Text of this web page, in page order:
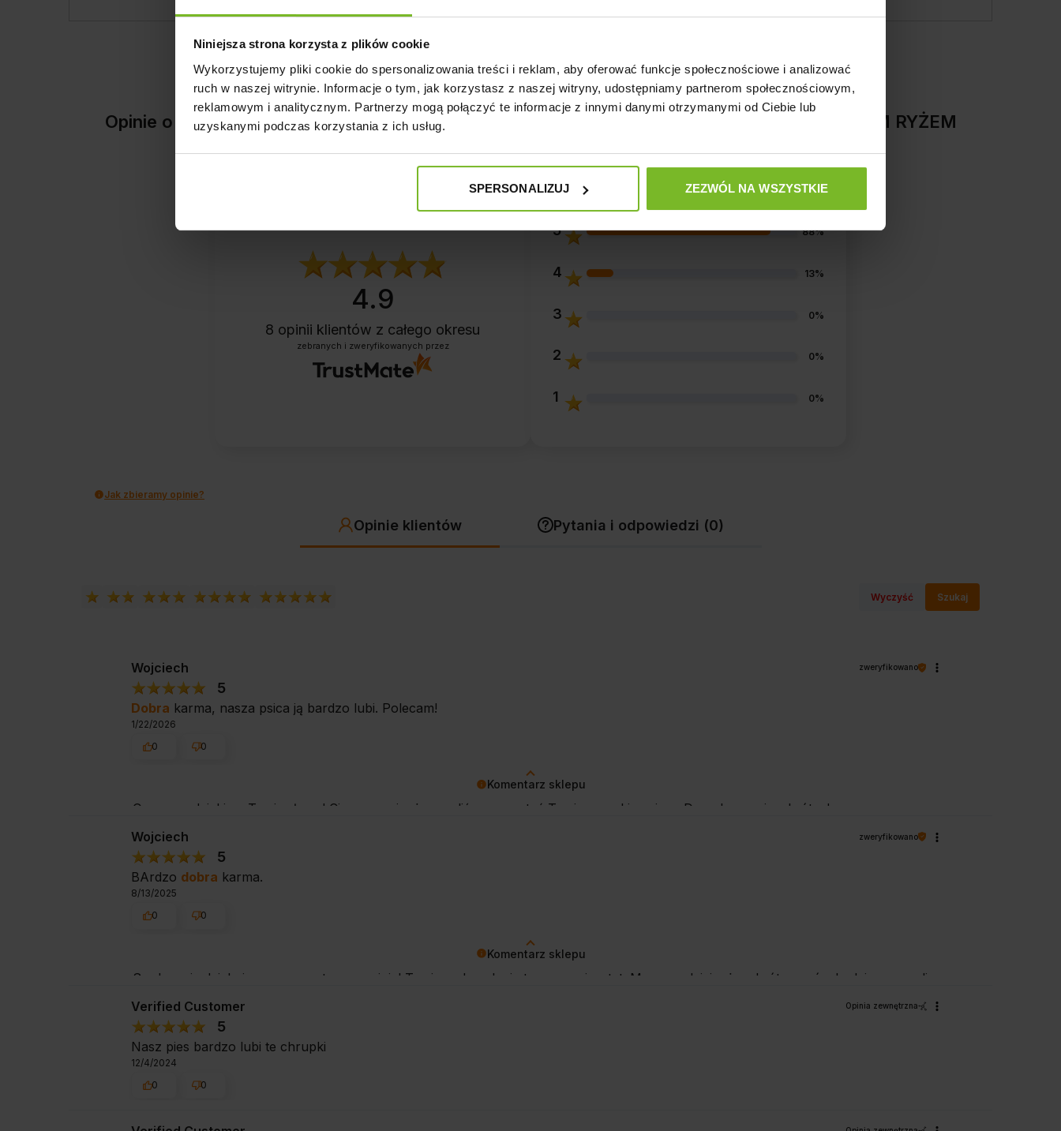
Niniejsza strona korzysta z plików cookie
Wykorzystujemy pliki cookie do spersonalizowania treści i reklam, aby oferować funkcje społecznościowe i analizować
ruch w naszej witrynie. Informacje o tym, jak korzystasz z naszej witryny, udostępniamy partnerom społecznościowym,
reklamowym i analitycznym. Partnerzy mogą połączyć te informacje z innymi danymi otrzymanymi od Ciebie lub
uzyskanymi podczas korzystania z ich usług.
SPERSONALIZUJ ZEZWÓL NA WSZYSTKIE
Opinie o produkcie: KARMA SUCHA ERA MILLENNIUM KACZKA I JAGNIĘCINA Z BRĄZOWYM RYŻEM
4.9
8 opinii klientów z całego okresu
zebranych i zweryfikowanych przez
5 88%
4 13%
3 0%
2 0%
1 0%
Jak zbieramy opinie?
Opinie klientów Pytania i odpowiedzi (0)
Wyczyść Szukaj
Komentarz sklepu
Ogromne dzięki za Twoje słowa! Cieszymy się, że mogliśmy sprostać Twoim oczekiwaniom. Do zobaczenia wkrótce!
Wojciech zweryfikowano
5
Dobra karma, nasza psica ją bardzo lubi. Polecam!
1/22/2026
0
0
Komentarz sklepu
Serdecznie dziękujemy za pozytywną opinię! Twoje zadowolenie to nasz priorytet. Mamy nadzieję, że wkrótce znów będziemy mogli
Wojciech zweryfikowano
5
BArdzo dobra karma.
8/13/2025
0
0
Verified Customer Opinia zewnętrzna
5
Nasz pies bardzo lubi te chrupki
12/4/2024
0
0